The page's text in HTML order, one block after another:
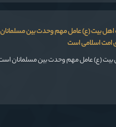
اهل بیت (ع) عامل مهم وحدت بین
امت اسلامی است
بیت (ع) عامل مهم وحدت بین مسلمانان